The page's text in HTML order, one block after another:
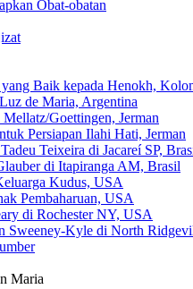
Obat-obatan
yang Baik kepada Henokh,
de Maria, Argentina
Goettingen, Jerman
Persiapan Ilahi Hati, Jerman
Teixeira di Jacareí SP,
di Itapiranga AM, Brasil
Kudus, USA
Pembaharuan, USA
di Rochester NY, USA
Sweeney-Kyle di North
Maria